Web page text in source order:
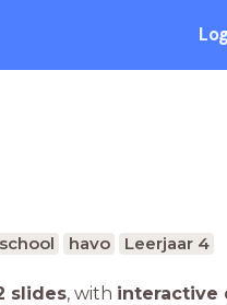
havo Leerjaar 4
slides, with interactive